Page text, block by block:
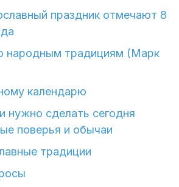
праздник отмечают 8
народным традициям (Марк
календарю
нужно сделать сегодня
поверья и обычаи
традиции